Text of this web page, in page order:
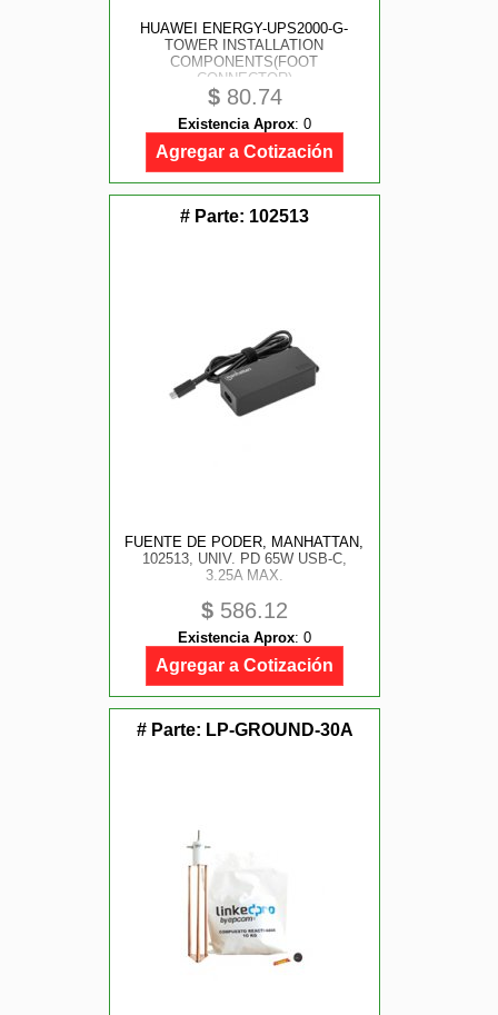
HUAWEI ENERGY-UPS2000-G-
TOWER INSTALLATION
COMPONENTS(FOOT
CONNECTOR)
$80.74
Existencia Aprox: 0
Agregar a Cotización
# Parte: 102513
FUENTE DE PODER, MANHATTAN,
102513, UNIV. PD 65W USB-C,
3.25A MAX.
$ 586.12
Existencia Aprox: 0
Agregar a Cotización
# Parte: LP-GROUND-30A